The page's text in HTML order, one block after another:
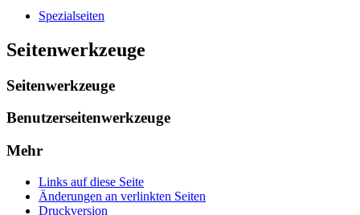
Spezialseiten
Seitenwerkzeuge
Seitenwerkzeuge
Benutzerseitenwerkzeuge
Mehr
Links auf diese Seite
Änderungen an verlinkten Seiten
Druckversion